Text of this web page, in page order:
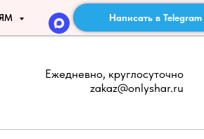
Написать в Telegram
Ежедневно, круглосуточно
zakaz@onlyshar.ru